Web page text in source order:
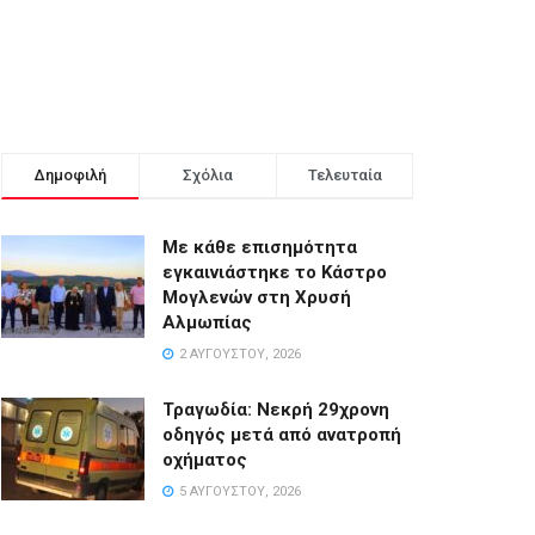
Δημοφιλή Σχόλια Τελευταία
Με κάθε επισημότητα
εγκαινιάστηκε το Κάστρο
Μογλενών στη Χρυσή
Αλμωπίας
2 ΑΥΓΟΎΣΤΟΥ, 2026
Τραγωδία: Νεκρή 29χρονη
οδηγός μετά από ανατροπή
οχήματος
5 ΑΥΓΟΎΣΤΟΥ, 2026